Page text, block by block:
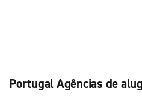
Portugal Agências de